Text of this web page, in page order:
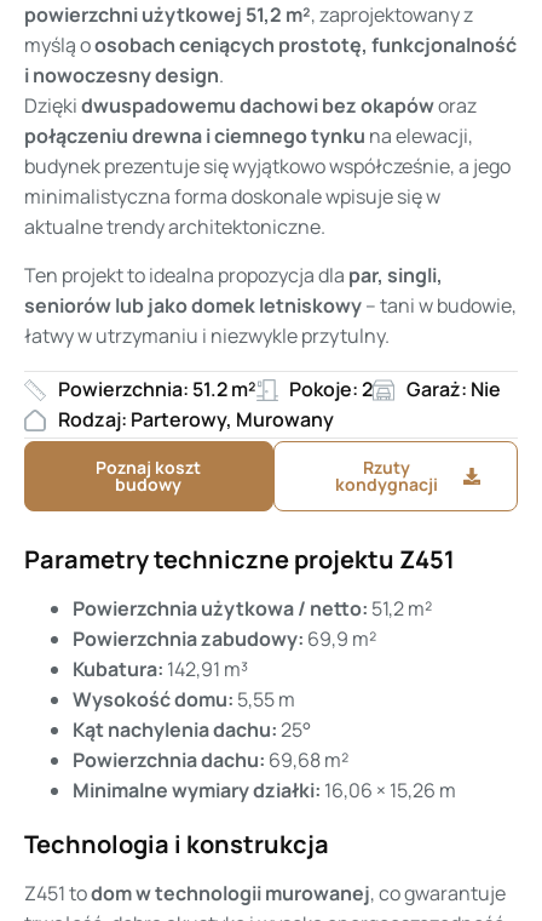
powierzchni użytkowej 51,2 m², zaprojektowany z
myślą oosobach ceniących prostotę, funkcjonalność
i nowoczesny design.
Dziękidwuspadowemu dachowi bez okapóworaz
połączeniu drewna i ciemnego tynku na elewacji,
budynek prezentuje się wyjątkowo współcześnie, a jego
minimalistyczna forma doskonale wpisuje się w
aktualne trendy architektoniczne.
Ten projekt to idealna propozycja dla par, singli,
seniorów lub jako domek letniskowy– tani w budowie,
łatwy w utrzymaniu i niezwykle przytulny.
Powierzchnia: 51.2 m² Pokoje: 2
Garaż: Nie
Rodzaj: Parterowy, Murowany
Poznaj koszt
budowy
Rzuty
kondygnacji
Parametry techniczne projektu Z451
Powierzchnia użytkowa / netto: 51,2 m²
Powierzchnia zabudowy: 69,9 m²
Kubatura: 142,91 m³
Wysokość domu: 5,55 m
Kąt nachylenia dachu:25°
Powierzchnia dachu: 69,68 m²
Minimalne wymiary działki: 16,06 × 15,26 m
Technologia i konstrukcja
Z451 todom w technologii murowanej, co gwarantuje